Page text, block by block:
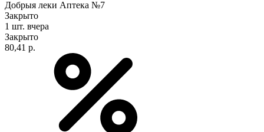
Добрыя леки Аптека №7
Закрыто
1 шт. вчера
Закрыто
80,41 р.